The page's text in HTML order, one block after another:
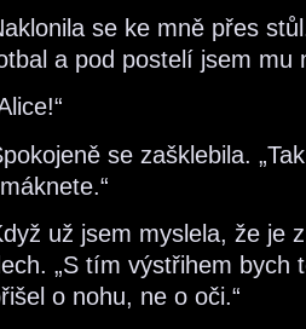
se ke mně přes
a pod postelí jsem mu
se zašklebila.
už jsem myslela, že je
„S tím výstřihem bych
o nohu, ne o oči.“